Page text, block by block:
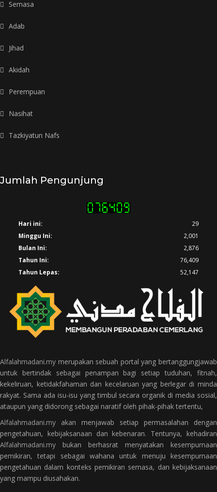
Semasa
Adab
Jihad
Akidah
Perempuan
Nasihat
Tazkiyatun Nafs
Jumlah Pengunjung
Hari ini:
29
Minggu Ini:
2,001
Bulan Ini:
2,876
Tahun Ini:
76,409
Tahun Lepas:
52,147
Alfalahmadani.my merupakan sebuah portal yang bertanggungjawab
untuk bertindak sebagai penampan bagi setiap tuduhan, fitnah,
kekeliruan, ketidakfahaman dan kecelaruan yang berlegar di minda
rakyat. Sama ada isu-isu yang timbul secara organik di media sosial,
ataupun yang didorong sebagai naratif oleh pihak-pihak tertentu,
Alfalahmadani.my akan menjawab setiap permasalahan dengan
pengetahuan, kebijaksanaan dan kebenaran. Tentunya, kehadiran
Alfalahmadani.my bukan berhasrat menyatakan kesempurnaan
pemikiran, tetapi sebagai wahana untuk menuju kesempurnaan
pengetahuan dalam konteks pemikiran semasa, dan kebijaksanaan
yang mampu diusahakan.